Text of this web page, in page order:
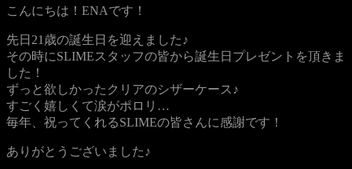
こんにちは！ENAです！
先日21歳の誕生日を迎えました♪
その時にSLIMEスタッフの皆から誕生日プレゼントを頂きま
した！
ずっと欲しかったクリアのシザーケース♪
すごく嬉しくて涙がポロリ…
毎年、祝ってくれるSLIMEの皆さんに感謝です！
ありがとうございました♪